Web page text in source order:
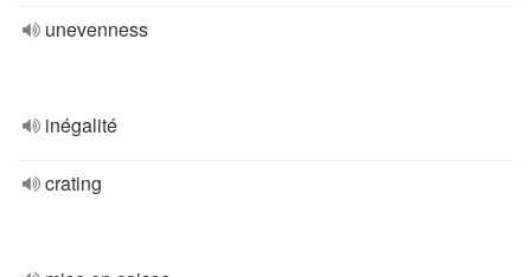
unevenness
inégalité
crating